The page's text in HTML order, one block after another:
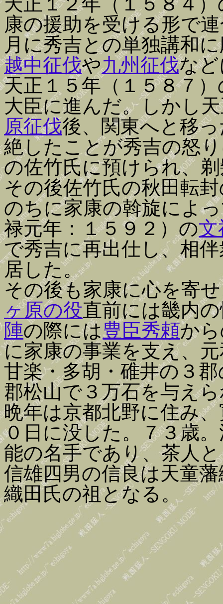
康の援助を受ける形で
月に秀吉との単独講和
越中征伐や九州征伐な
天正１５年（１５８７
大臣に進んだ。しかし
原征伐後、関東へと移
絶したことが秀吉の怒
の佐竹氏に預けられ、
その後佐竹氏の秋田転
のちに家康の斡旋によ
禄元年：１５９２）の文
で秀吉に再出仕し、相
居した。
その後も家康に心を寄
ヶ原の役直前には畿内
陣の際には豊臣秀頼か
に家康の事業を支え、
甘楽・多胡・碓井の３
郡松山で３万石を与え
晩年は京都北野に住み
０日に没した。７３歳
能の名手であり、茶人
信雄四男の信良は天童
織田氏の祖となる。